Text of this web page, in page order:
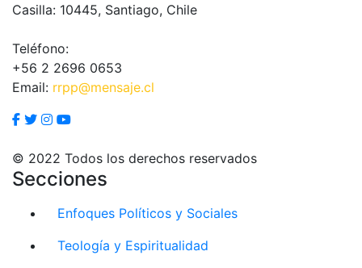
Casilla: 10445, Santiago, Chile
Teléfono:
+56 2 2696 0653
Email: rrpp@mensaje.cl
© 2022 Todos los derechos reservados
Secciones
Enfoques Políticos y Sociales
Teología y Espiritualidad